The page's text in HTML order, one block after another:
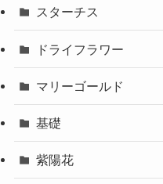
スターチス
ドライフラワー
マリーゴールド
基礎
紫陽花